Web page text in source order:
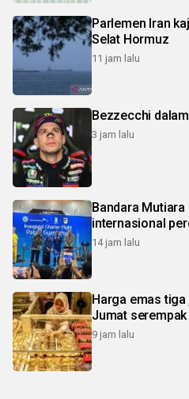
Parlemen Iran
Selat Hormuz
11 jam lalu
Bezzecchi
3 jam lalu
Bandara
internasional
14 jam lalu
Harga emas
Jumat serempak
9 jam lalu